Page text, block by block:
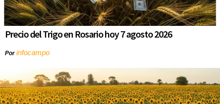
Precio del Trigo en Rosario hoy 7 agosto 2026
Porinfocampo